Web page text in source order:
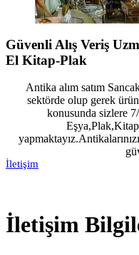
Güvenli Alış Veriş
El Kitap-Plak
Antika alım satım
sektörde olup gerek
konusunda sizlere
İletişim
İletişim